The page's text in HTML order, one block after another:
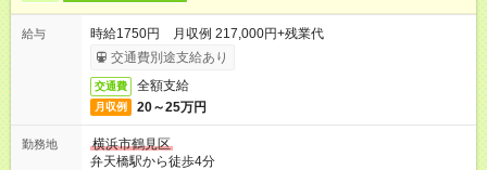
給与
時給1750円 月収例 217,000円+残業代
交通費別途支給あり
交通費 全額支給
月収例 20～25万円
勤務地
横浜市鶴見区
弁天橋駅から徒歩4分